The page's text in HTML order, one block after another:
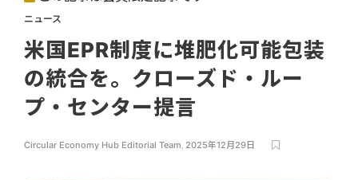
ニュース
米国EPR制度に堆肥化可能包装
の統合を。クローズド・ルー
プ・センター提言
Circular Economy Hub Editorial Team, 2025年12月29日